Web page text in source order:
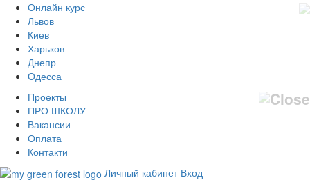
Онлайн курс
Львов
Киев
Харьков
Днепр
Одесса
Проекты
ПРО ШКОЛУ
Вакансии
Оплата
Контакти
Личный кабинет Вход